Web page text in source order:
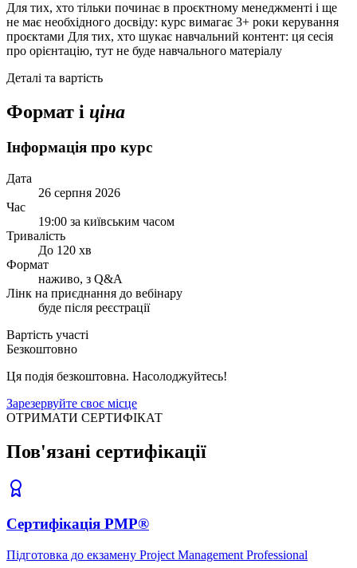
Для тих, хто тільки починає в проєктному менеджменті і ще
не має необхідного досвіду: курс вимагає 3+ роки керування
проєктами Для тих, хто шукає навчальний контент: ця сесія
про орієнтацію, тут не буде навчального матеріалу
Деталі та вартість
Формат і ціна
Інформація про курс
Дата
26 серпня 2026
Час
19:00 за київським часом
Тривалість
До 120 хв
Формат
наживо, з Q&A
Лінк на приєднання до вебінару
буде після реєстрації
Вартість участі
Безкоштовно
Ця подія безкоштовна. Насолоджуйтесь!
Зарезервуйте своє місце
ОТРИМАТИ СЕРТИФІКАТ
Пов'язані сертифікації
Сертифікація PMP®
Підготовка до екзамену Project Management Professional